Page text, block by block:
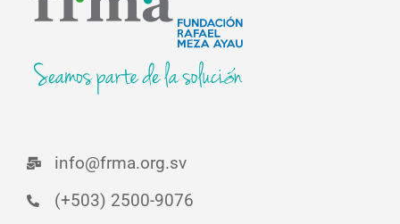
info@frma.org.sv
(+503) 2500-9076